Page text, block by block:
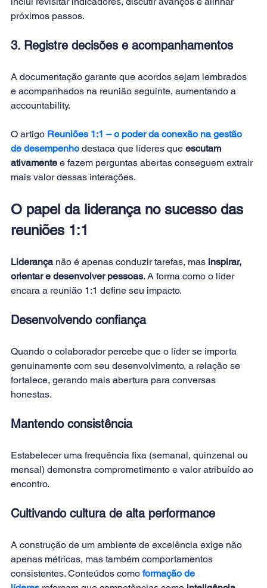
próximos passos.
3. Registre decisões e acompanhamentos
A documentação garante que acordos sejam lembrados
e acompanhados na reunião seguinte, aumentando a
accountability.
O artigo Reuniões 1:1 – o poder da conexão na gestão
de desempenho destaca que líderes que escutam
ativamente e fazem perguntas abertas conseguem extrair
mais valor dessas interações.
O papel da liderança no sucesso das
reuniões 1:1
Liderança não é apenas conduzir tarefas, mas inspirar,
orientar e desenvolver pessoas. A forma como o líder
encara a reunião 1:1 define seu impacto.
Desenvolvendo confiança
Quando o colaborador percebe que o líder se importa
genuinamente com seu desenvolvimento, a relação se
fortalece, gerando mais abertura para conversas
honestas.
Mantendo consistência
Estabelecer uma frequência fixa (semanal, quinzenal ou
mensal) demonstra comprometimento e valor atribuído ao
encontro.
Cultivando cultura de alta performance
A construção de um ambiente de excelência exige não
apenas métricas, mas também comportamentos
consistentes. Conteúdos como formação de